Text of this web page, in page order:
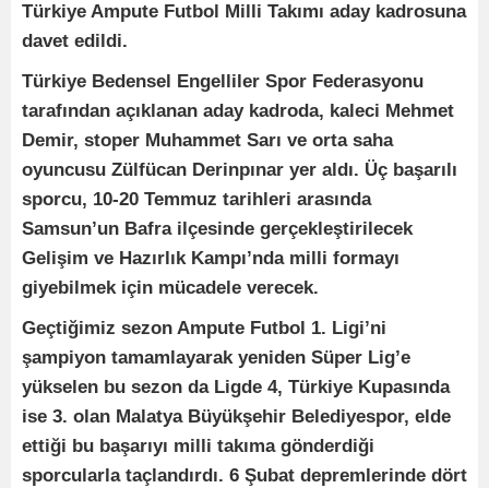
Türkiye Ampute Futbol Milli Takımı aday kadrosuna
davet edildi.
Türkiye Bedensel Engelliler Spor Federasyonu
tarafından açıklanan aday kadroda, kaleci Mehmet
Demir, stoper Muhammet Sarı ve orta saha
oyuncusu Zülfücan Derinpınar yer aldı. Üç başarılı
sporcu, 10-20 Temmuz tarihleri arasında
Samsun’un Bafra ilçesinde gerçekleştirilecek
Gelişim ve Hazırlık Kampı’nda milli formayı
giyebilmek için mücadele verecek.
Geçtiğimiz sezon Ampute Futbol 1. Ligi’ni
şampiyon tamamlayarak yeniden Süper Lig’e
yükselen bu sezon da Ligde 4, Türkiye Kupasında
ise 3. olan Malatya Büyükşehir Belediyespor, elde
ettiği bu başarıyı milli takıma gönderdiği
sporcularla taçlandırdı. 6 Şubat depremlerinde dört